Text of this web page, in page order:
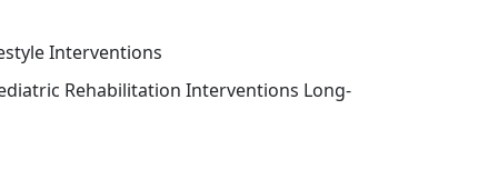
Interventions
Rehabilitation Interventions Long-